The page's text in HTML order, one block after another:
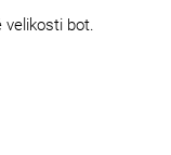
velikosti bot.